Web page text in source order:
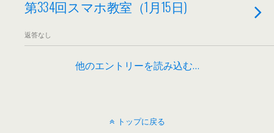
第334回スマホ教室（1月15日)
返答なし
他のエントリーを読み込む…
トップに戻る